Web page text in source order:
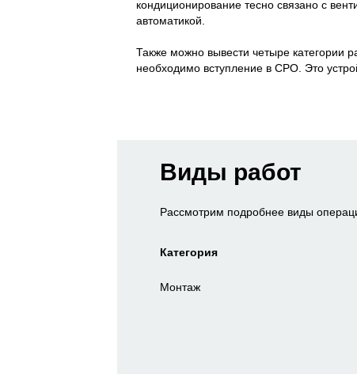
кондиционирование тесно связано с
автоматикой.
Также можно вывести четыре категории
необходимо вступление в СРО. Это
Виды работ
Рассмотрим подробнее виды
Категория
Монтаж